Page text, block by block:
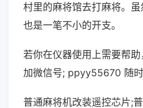
村里的麻将馆去打麻将。
也是一笔不小的开支。
若你在仪器使用上需要帮
加微信号; ppyy55670 随时
普通麻将机改装遥控芯片;